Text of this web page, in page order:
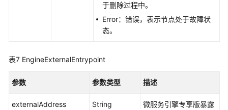
RBAC
于删除过程中。
Error：错误，表示节点处于故障状
态。
表7 EngineExternalEntrypoint
参数 参数类型 描述
externalAddress String
微服务引擎专享版暴露